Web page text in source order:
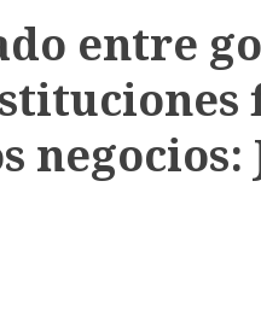
entre
negocios: